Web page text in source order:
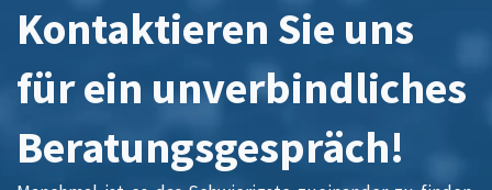
Kontaktieren Sie uns
für ein unverbindliches
Beratungsgespräch!